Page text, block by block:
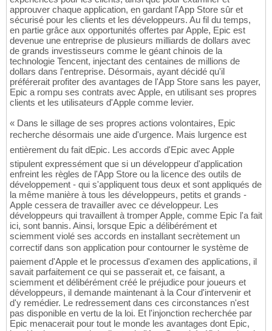
approuver chaque application, en gardant l'App Store sûr et
sécurisé pour les clients et les développeurs. Au fil du temps,
en partie grâce aux opportunités offertes par Apple, Epic est
devenue une entreprise de plusieurs milliards de dollars avec
de grands investisseurs comme le géant chinois de la
technologie Tencent, injectant des centaines de millions de
dollars dans l'entreprise. Désormais, ayant décidé qu'il
préférerait profiter des avantages de l'App Store sans les payer,
Epic a rompu ses contrats avec Apple, en utilisant ses propres
clients et les utilisateurs d'Apple comme levier.
« Dans le sillage de ses propres actions volontaires, Epic
recherche désormais une aide d'urgence. Mais lurgence est
entièrement du fait dEpic. Les accords d'Epic avec Apple
stipulent expressément que si un développeur d'application
enfreint les règles de l'App Store ou la licence des outils de
développement - qui s'appliquent tous deux et sont appliqués de
la même manière à tous les développeurs, petits et grands -
Apple cessera de travailler avec ce développeur. Les
développeurs qui travaillent à tromper Apple, comme Epic l'a fait
ici, sont bannis. Ainsi, lorsque Epic a délibérément et
sciemment violé ses accords en installant secrètement un
correctif dans son application pour contourner le système de
paiement d'Apple et le processus d'examen des applications, il
savait parfaitement ce qui se passerait et, ce faisant, a
sciemment et délibérément créé le préjudice pour joueurs et
développeurs, il demande maintenant à la Cour d'intervenir et
d'y remédier. Le redressement dans ces circonstances n'est
pas disponible en vertu de la loi. Et l'injonction recherchée par
Epic menacerait pour tout le monde les avantages dont Epic,